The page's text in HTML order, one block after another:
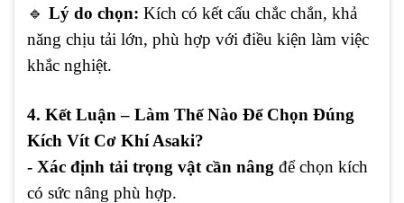
🔹 Lý do chọn: Kích có kết cấu chắc chắn, khả
năng chịu tải lớn, phù hợp với điều kiện làm việc
khắc nghiệt.
4. Kết Luận – Làm Thế Nào Để Chọn Đúng
Kích Vít Cơ Khí Asaki?
- Xác định tải trọng vật cần nâng để chọn kích
có sức nâng phù hợp.